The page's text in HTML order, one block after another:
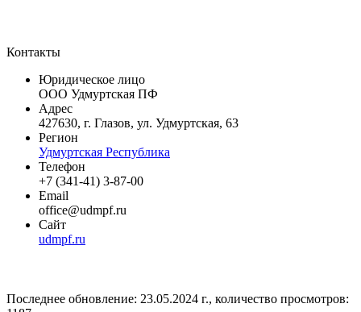
Контакты
Юридическое лицо
ООО Удмуртская ПФ
Адрес
427630, г. Глазов, ул. Удмуртская, 63
Регион
Удмуртская Республика
Телефон
+7 (341-41) 3-87-00
Email
office@udmpf.ru
Сайт
udmpf.ru
Последнее обновление: 23.05.2024 г., количество просмотров: